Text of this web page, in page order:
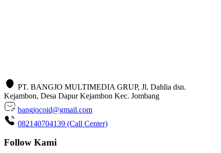
PT. BANGJO MULTIMEDIA GRUP, Jl. Dahlia dsn.
Kejambon, Desa Dapur Kejambon Kec. Jombang
bangjocoid@gmail.com
082140704139 (Call Center)
Follow Kami